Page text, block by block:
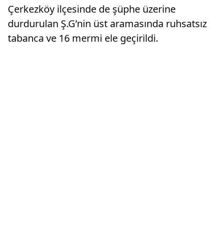
Çerkezköy ilçesinde de şüphe üzerine
durdurulan Ş.G’nin üst aramasında ruhsatsız
tabanca ve 16 mermi ele geçirildi.